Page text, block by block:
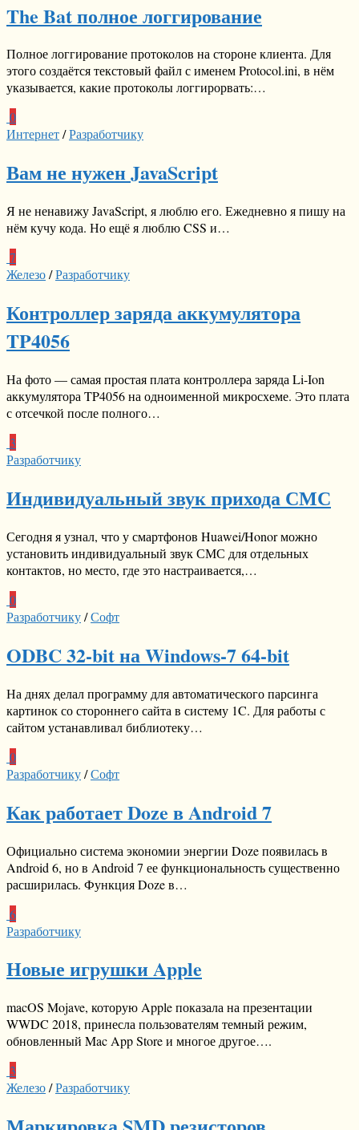
The Bat полное логгирование
Полное логгирование протоколов на стороне клиента. Для
этого создаётся текстовый файл с именем Protocol.ini, в нём
указывается, какие протоколы логгирорвать:…
0
Интернет/Разработчику
Вам не нужен JavaScript
Я не ненавижу JavaScript, я люблю его. Ежедневно я пишу на
нём кучу кода. Но ещё я люблю CSS и…
7
Железо/Разработчику
Контроллер заряда аккумулятора
TP4056
На фото — самая простая плата контроллера заряда Li-Ion
аккумулятора TP4056 на одноименной микросхеме. Это плата
с отсечкой после полного…
3
Разработчику
Индивидуальный звук прихода СМС
Сегодня я узнал, что у смартфонов Huawei/Honor можно
установить индивидуальный звук СМС для отдельных
контактов, но место, где это настраивается,…
0
Разработчику/Софт
ODBC 32-bit на Windows-7 64-bit
На днях делал программу для автоматического парсинга
картинок со стороннего сайта в систему 1C. Для работы с
сайтом устанавливал библиотеку…
0
Разработчику/Софт
Как работает Doze в Android 7
Официально система экономии энергии Doze появилась в
Android 6, но в Android 7 ее функциональность существенно
расширилась. Функция Doze в…
6
Разработчику
Новые игрушки Apple
macOS Mojave, которую Apple показала на презентации
WWDC 2018, принесла пользователям темный режим,
обновленный Mac App Store и многое другое….
3
Железо/Разработчику